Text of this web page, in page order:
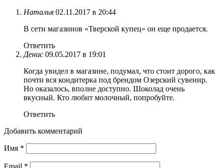
Наталья 02.11.2017 в 20:44
В сети магазинов «Тверской купец» он еще продается.
Ответить
Денис 09.05.2017 в 19:01
Когда увидел в магазине, подумал, что стоит дорого, как
почти вся кондитерка под брендом Озерский сувенир.
Но оказалось, вполне доступно. Шоколад очень
вкусный. Кто любит молочный, попробуйте.
Ответить
Добавить комментарий
Имя *
Email *